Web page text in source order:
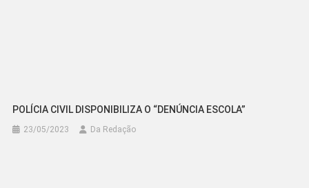
POLÍCIA CIVIL DISPONIBILIZA O “DENÚNCIA ESCOLA”
23/05/2023 Da Redação